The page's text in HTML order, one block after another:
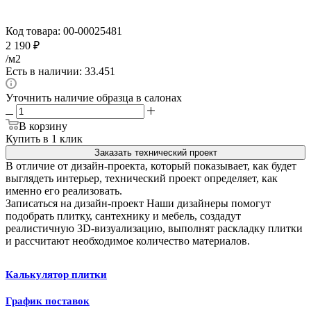
Код товара: 00-00025481
2 190 ₽
/м2
Есть в наличии: 33.451
Уточнить наличие образца в салонах
В корзину
Купить в 1 клик
Заказать технический проект
В отличие от дизайн-проекта, который показывает, как будет
выглядеть интерьер, технический проект определяет, как
именно его реализовать.
Записаться на дизайн-проект Наши дизайнеры помогут
подобрать плитку, сантехнику и мебель, создадут
реалистичную 3D-визуализацию, выполнят раскладку плитки
и рассчитают необходимое количество материалов.
Калькулятор плитки
График поставок